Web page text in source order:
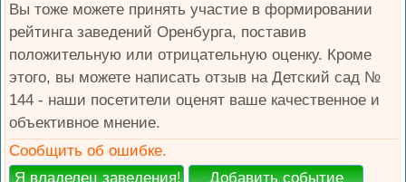
Вы тоже можете принять участие в формировании
рейтинга заведений Оренбурга, поставив
положительную или отрицательную оценку. Кроме
этого, вы можете написать отзыв на Детский сад №
144 - наши посетители оценят ваше качественное и
объективное мнение.
Сообщить об ошибке.